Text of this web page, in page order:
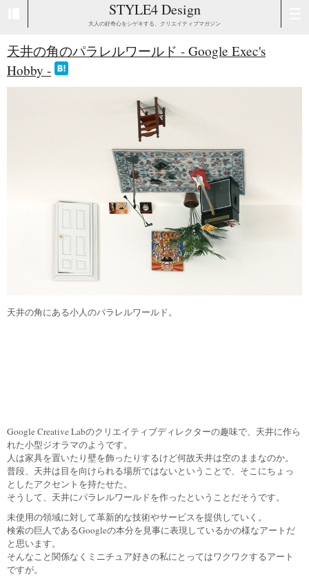
STYLE4 Design
大人の好奇心をシゲキする、クリエイティブマガジン
天井の角のパラレルワールド - Google Exec's
Hobby -
天井の角にある小人のパラレルワールド。
Google Creative Labのクリエイティブディレクターの趣味で、天井に作ら
れた小型ジオラマのようです。
人は家具を置いたり壁を飾ったりするけど何故天井は空のままなのか。
普段、天井は目を向けられる場所ではないということで、そこにちょっ
としたアクセントを持たせた。
そうして、天井にパラレルワールドを作ったということだそうです。
未使用の領域に対して革新的な技術やサービスを提供していく。
検索の巨人であるGoogleの本分を見事に表現しているかの様なアートだ
と思います。
そんなこと関係なくミニチュア好きの私にとってはワクワクするアート
ですが。